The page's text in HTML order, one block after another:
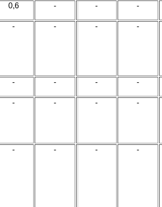
0,6 - - -
- - - -
- - - -
- - - -
- - - -